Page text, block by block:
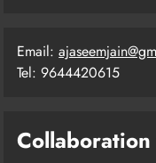
Email:
Tel: 9644420615